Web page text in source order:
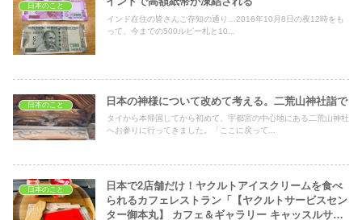
日本のこと
インド在住の皆さんご存知の通り…2016年10月8日の夜12時をも
って、今までの500ルピー札と10...
日本のこと 日本の神様について改めて考える。二荒山神社詣で
タイから本帰国してから初めて、宇都宮の中心地にある二荒山神社
へお参りに行ってきました。「ここに戻って...
日本のこと
日本で2店舗だけ！ヤクルトアイスクリームを食べ
られるカフェレストラン「【ヤクルトサービスセン
ター御本丸】 カフェ＆ギャラリー キャッスルサイ